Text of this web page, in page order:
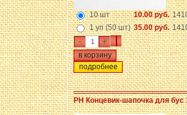
10 шт 10.00 руб.
1 уп (50 шт) 35.00 руб.
- +
подробнее
PH Концевик-шапочка для